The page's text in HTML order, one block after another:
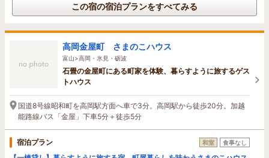
この宿の宿泊プランをすべてみる
高岡金屋町 さまのこハウス
富山>高岡・氷見・砺波
石畳の金屋町にある町家を体験、暮らすように旅するゲス
トハウス
国道8号線昭和町を高岡駅方面へ車で3分。高岡駅から徒歩20分。加越
能路線バス「金屋」下車5分＋徒歩5分
宿泊プラン 和室 食事なし